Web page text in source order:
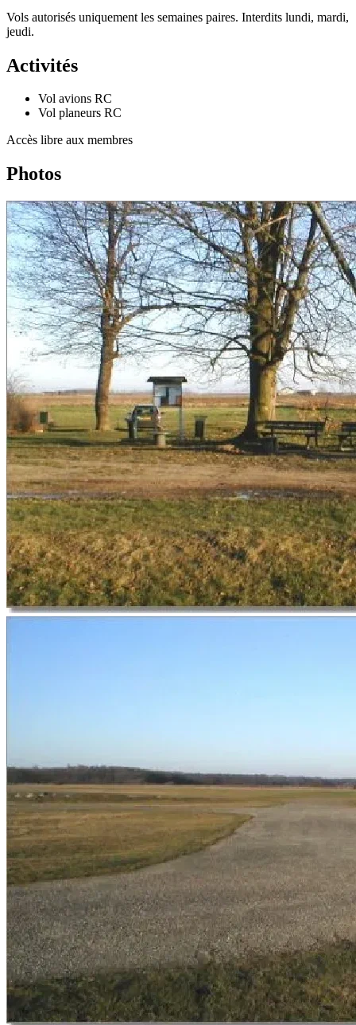
Vols autorisés uniquement les semaines paires. Interdits lundi, mardi,
jeudi.
Activités
Vol avions RC
Vol planeurs RC
Accès libre aux membres
Photos